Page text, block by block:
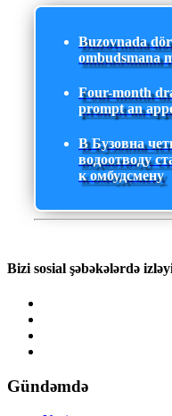
Buzovnada
ombudsmana
Four-month
prompt an
В Бузовна
водоотводу
к омбудсмену
Bizi sosial şəbəkələrdə
Gündəmdə